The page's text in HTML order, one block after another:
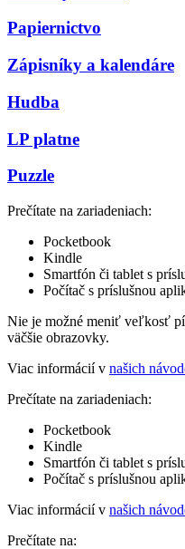
Papiernictvo
Zápisníky a kalendáre
Hudba
LP platne
Puzzle
Prečítate na zariadeniach:
Pocketbook
Kindle
Smartfón či tablet s
Počítač s príslušnou
Nie je možné meniť veľkosť
väčšie obrazovky.
Viac informácií v našich
Prečítate na zariadeniach:
Pocketbook
Kindle
Smartfón či tablet s
Počítač s príslušnou
Viac informácií v našich
Prečítate na: